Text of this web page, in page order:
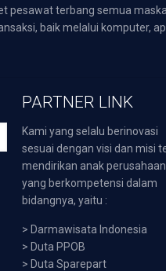
pesawat terbang semua
baik melalui komputer,
PARTNER LINK
Kami yang selalu berinovasi
sesuai dengan visi dan misi
mendirikan anak perusahaan
yang berkompetensi dalam
bidangnya, yaitu :
> Darmawisata Indonesia
> Duta PPOB
> Duta Sparepart